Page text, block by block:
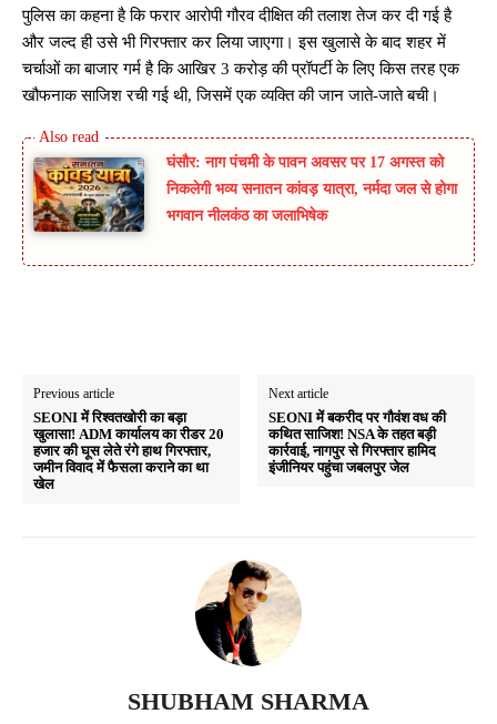
पुलिस का कहना है कि फरार आरोपी गौरव दीक्षित की तलाश तेज कर दी गई है
और जल्द ही उसे भी गिरफ्तार कर लिया जाएगा। इस खुलासे के बाद शहर में
चर्चाओं का बाजार गर्म है कि आखिर 3 करोड़ की प्रॉपर्टी के लिए किस तरह एक
खौफनाक साजिश रची गई थी, जिसमें एक व्यक्ति की जान जाते-जाते बची।
घंसौर: नाग पंचमी के पावन अवसर पर 17 अगस्त को
निकलेगी भव्य सनातन कांवड़ यात्रा, नर्मदा जल से होगा
भगवान नीलकंठ का जलाभिषेक
Previous article
SEONI में रिश्वतखोरी का बड़ा
खुलासा! ADM कार्यालय का रीडर 20
हजार की घूस लेते रंगे हाथ गिरफ्तार,
जमीन विवाद में फैसला कराने का था
खेल
Next article
SEONI में बकरीद पर गौवंश वध की
कथित साजिश! NSA के तहत बड़ी
कार्रवाई, नागपुर से गिरफ्तार हामिद
इंजीनियर पहुंचा जबलपुर जेल
SHUBHAM SHARMA